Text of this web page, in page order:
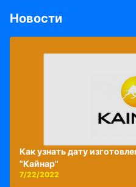
Новости
Как узнать дату
"Кайнар"
7/22/2022